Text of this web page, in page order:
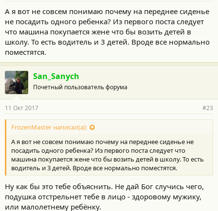
А я вот не совсем понимаю почему на переднее сиденье
не посадить одного ребенка? Из первого поста следует
что машина покупается жене что бы возить детей в
школу. То есть водитель и 3 детей. Вроде все нормально
поместятся.
San_Sanych
Почетный пользователь форума
11 Окт 2017 #23
FrozenMaster написал(а):
А я вот не совсем понимаю почему на переднее сиденье не
посадить одного ребенка? Из первого поста следует что
машина покупается жене что бы возить детей в школу. То есть
водитель и 3 детей. Вроде все нормально поместятся.
Ну как бы это тебе объяснить. Не дай Бог случись чего,
подушка отстрельнет тебе в лицо - здоровому мужику,
или малолетнему ребёнку.